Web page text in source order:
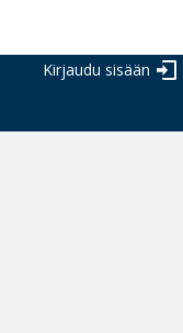
Kirjaudu sisään